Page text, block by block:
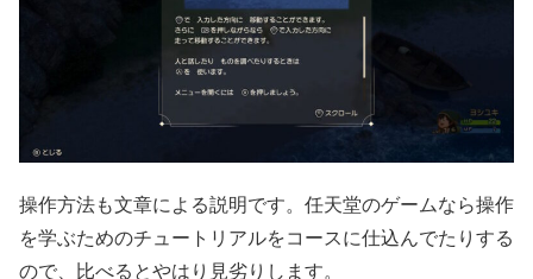
操作方法も文章による説明です。任天堂のゲームなら操作
を学ぶためのチュートリアルをコースに仕込んでたりする
ので、比べるとやはり見劣りします。